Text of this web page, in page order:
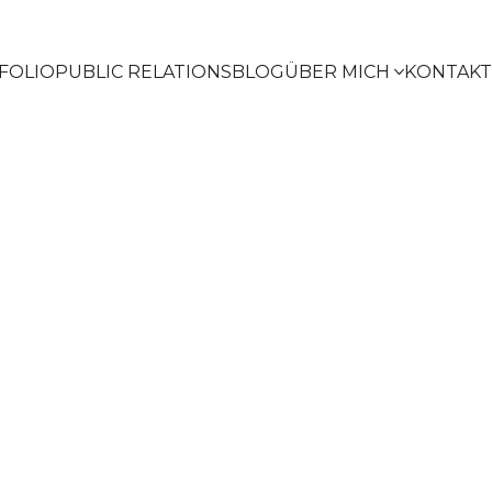
PUBLIC RELATIONSBLOGÜBER MICH KONTAKT